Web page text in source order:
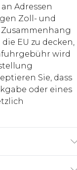
Adressen
Zoll- und
EU zu decken,
wird
Sie, dass
oder eines